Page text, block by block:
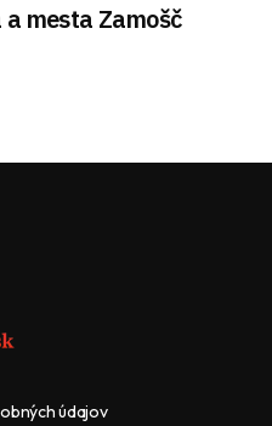
mesta Zamošč
údajov